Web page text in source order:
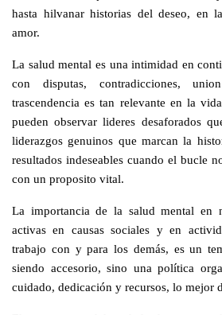
hasta hilvanar historias del deseo, en
amor.
La salud mental es una intimidad en
con disputas, contradicciones,
trascendencia es tan relevante en la
pueden observar lideres desaforados
liderazgos genuinos que marcan la
resultados indeseables cuando el bucle
con un proposito vital.
La importancia de la salud mental en
activas en causas sociales y en
trabajo con y para los demás, es un
siendo accesorio, sino una política
cuidado, dedicación y recursos, lo mejor